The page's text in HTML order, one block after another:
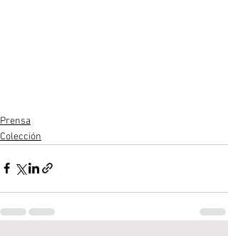
Prensa
Colección